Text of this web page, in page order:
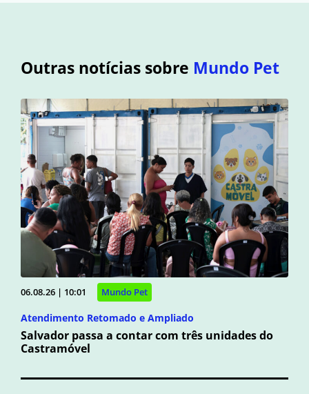
Outras notícias sobre Mundo Pet
06.08.26 | 10:01 Mundo Pet
Atendimento Retomado e Ampliado
Salvador passa a contar com três unidades do
Castramóvel